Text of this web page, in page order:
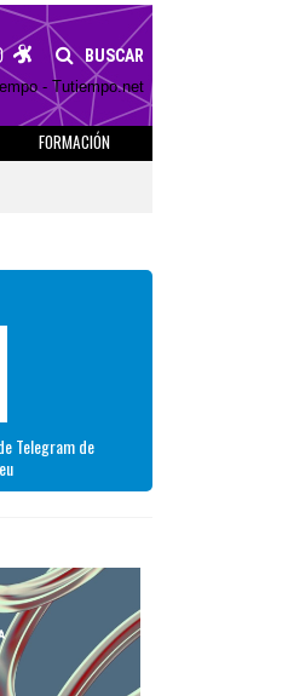
BUSCAR
- Tutiempo.net
FORMACIÓN
Telegram de